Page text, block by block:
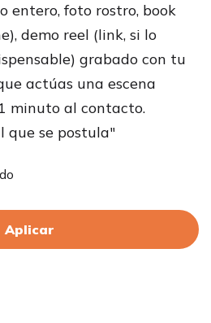
entero, foto rostro, book
demo reel (link, si lo
grabado con tu
actúas una escena
minuto al contacto.
que se postula"
Aplicar